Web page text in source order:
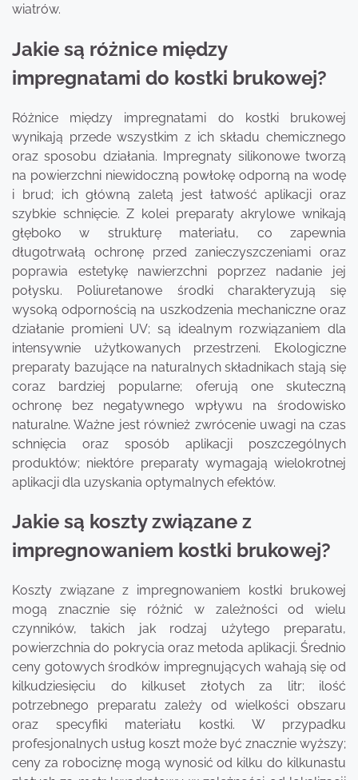
wiatrów.
Jakie są różnice między
impregnatami do kostki brukowej?
Różnice między impregnatami do kostki brukowej
wynikają przede wszystkim z ich składu chemicznego
oraz sposobu działania. Impregnaty silikonowe tworzą
na powierzchni niewidoczną powłokę odporną na wodę
i brud; ich główną zaletą jest łatwość aplikacji oraz
szybkie schnięcie. Z kolei preparaty akrylowe wnikają
głęboko w strukturę materiału, co zapewnia
długotrwałą ochronę przed zanieczyszczeniami oraz
poprawia estetykę nawierzchni poprzez nadanie jej
połysku. Poliuretanowe środki charakteryzują się
wysoką odpornością na uszkodzenia mechaniczne oraz
działanie promieni UV; są idealnym rozwiązaniem dla
intensywnie użytkowanych przestrzeni. Ekologiczne
preparaty bazujące na naturalnych składnikach stają się
coraz bardziej popularne; oferują one skuteczną
ochronę bez negatywnego wpływu na środowisko
naturalne. Ważne jest również zwrócenie uwagi na czas
schnięcia oraz sposób aplikacji poszczególnych
produktów; niektóre preparaty wymagają wielokrotnej
aplikacji dla uzyskania optymalnych efektów.
Jakie są koszty związane z
impregnowaniem kostki brukowej?
Koszty związane z impregnowaniem kostki brukowej
mogą znacznie się różnić w zależności od wielu
czynników, takich jak rodzaj użytego preparatu,
powierzchnia do pokrycia oraz metoda aplikacji. Średnio
ceny gotowych środków impregnujących wahają się od
kilkudziesięciu do kilkuset złotych za litr; ilość
potrzebnego preparatu zależy od wielkości obszaru
oraz specyfiki materiału kostki. W przypadku
profesjonalnych usług koszt może być znacznie wyższy;
ceny za robociznę mogą wynosić od kilku do kilkunastu